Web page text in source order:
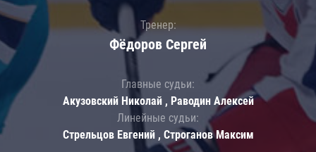
Тренер:
Фёдоров Сергей
Главные судьи:
Акузовский Николай , Раводин Алексей
Линейные судьи:
Стрельцов Евгений , Строганов Максим